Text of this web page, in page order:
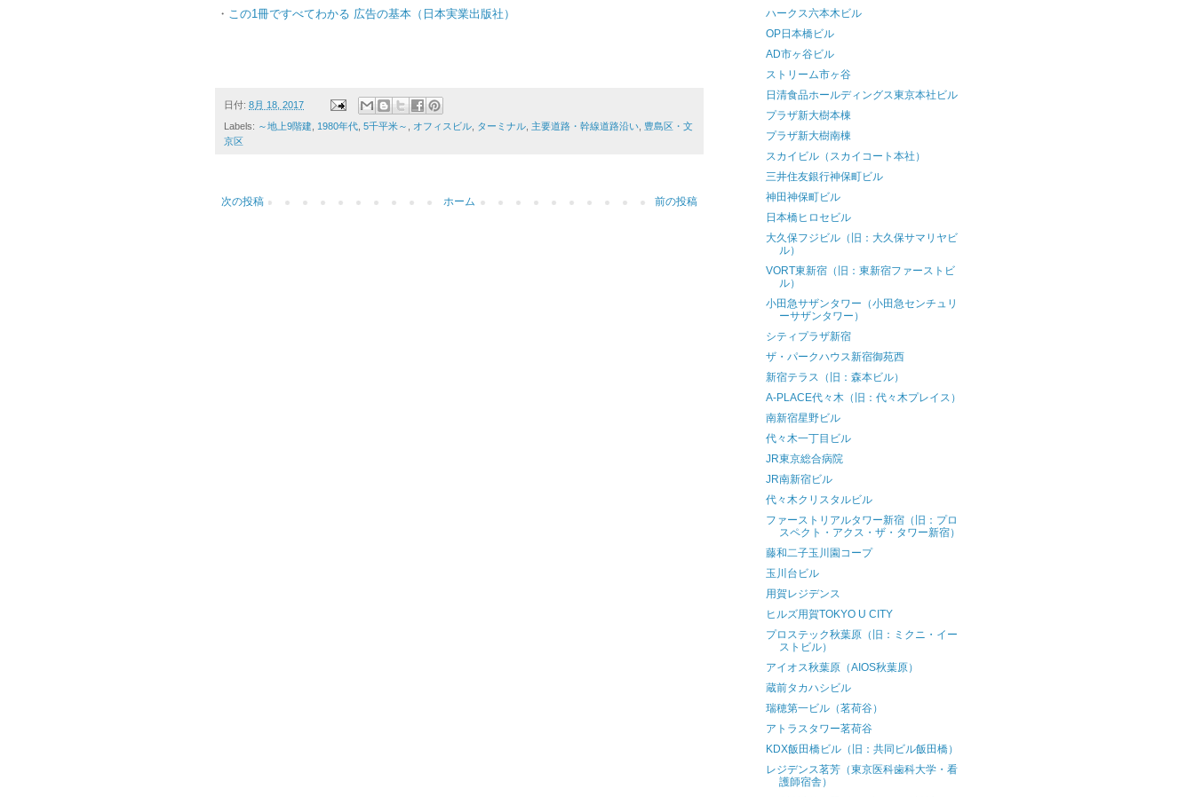
・ この1冊ですべてわかる 広告の基本（日本実業出版社）
日付: 8月 18, 2017
Labels: ～地上9階建 1980年代 5千平米～ オフィスビル ターミナル 主要道路・幹線道路沿い 豊島区・文
京区
次の投稿 前の投稿
ホーム
ハークス六本木ビル
OP日本橋ビル
AD市ヶ谷ビル
ストリーム市ヶ谷
日清食品ホールディングス東京本社ビル
プラザ新大樹本棟
プラザ新大樹南棟
スカイビル（スカイコート本社）
三井住友銀行神保町ビル
神田神保町ビル
日本橋ヒロセビル
大久保フジビル（旧：大久保サマリヤビ
ル）
VORT東新宿（旧：東新宿ファーストビ
ル）
小田急サザンタワー（小田急センチュリ
ーサザンタワー）
シティプラザ新宿
ザ・パークハウス新宿御苑西
新宿テラス（旧：森本ビル）
A-PLACE代々木（旧：代々木プレイス）
南新宿星野ビル
代々木一丁目ビル
JR東京総合病院
JR南新宿ビル
代々木クリスタルビル
ファーストリアルタワー新宿（旧：プロ
スペクト・アクス・ザ・タワー新宿）
藤和二子玉川園コープ
玉川台ビル
用賀レジデンス
ヒルズ用賀TOKYO U CITY
プロステック秋葉原（旧：ミクニ・イー
ストビル）
アイオス秋葉原（AIOS秋葉原）
蔵前タカハシビル
瑞穂第一ビル（茗荷谷）
アトラスタワー茗荷谷
KDX飯田橋ビル（旧：共同ビル飯田橋）
レジデンス茗芳（東京医科歯科大学・看
護師宿舎）